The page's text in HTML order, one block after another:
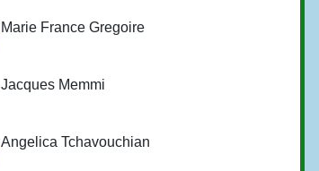
Marie France Gregoire
Jacques Memmi
Angelica Tchavouchian